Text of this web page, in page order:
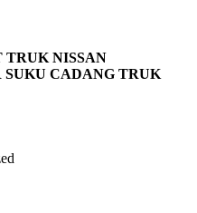
TRUK NISSAN
SUKU CADANG TRUK